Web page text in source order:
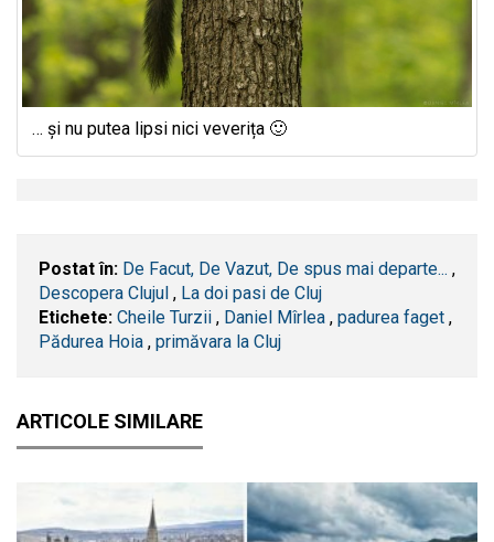
… și nu putea lipsi nici veverița 🙂
Postat în: De Facut, De Vazut, De spus mai departe... ,
Descopera Clujul , La doi pasi de Cluj
Etichete: Cheile Turzii , Daniel Mîrlea , padurea faget ,
Pădurea Hoia , primăvara la Cluj
ARTICOLE SIMILARE